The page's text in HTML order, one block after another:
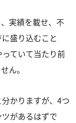
実績を載せ、不
盛り込むこと
ていて当たり前
ん。
かりますが、4つ
があるはずで